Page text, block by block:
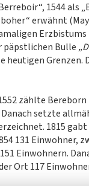
1544 als
erwähnt
Erzbistums
päpstlichen Bulle
Grenzen.
zählte
setzte
1815
131 Einwohner,
Einwohnern.
Ort 117